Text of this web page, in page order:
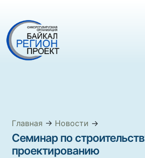
Главная → Новости →
Семинар по
проектированию